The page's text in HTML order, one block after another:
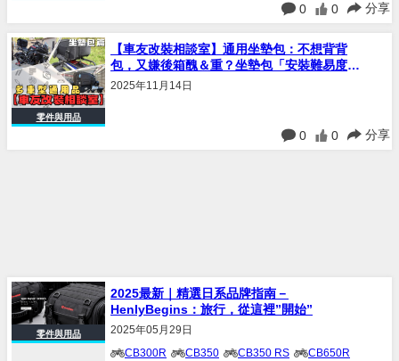
0 0 分享
零件與用品
【車友改裝相談室】通用坐墊包：不想背背
包，又嫌後箱醜＆重？坐墊包「安裝難易度」
與「真實容量」決戰｜台日車友評價匯總
2025年11月14日
0 0 分享
零件與用品
2025最新｜精選日系品牌指南－
HenlyBegins：旅行，從這裡”開始”
2025年05月29日
CB300R CB350 CB350 RS CB650R